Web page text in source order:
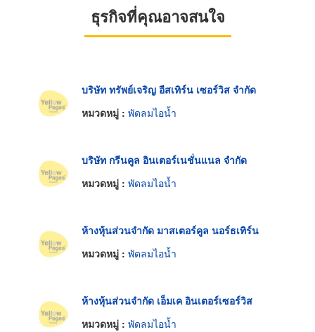
ธุรกิจที่คุณอาจสนใจ
บริษัท ทรัพย์เจริญ อีสเทิร์น เซอร์วิส จำกัด
หมวดหมู่ : พัดลมไอน้ำ
บริษัท กรีนคูล อินเตอร์เนชั่นแนล จำกัด
หมวดหมู่ : พัดลมไอน้ำ
ห้างหุ้นส่วนจำกัด มาสเตอร์คูล นอร์ธเทิร์น
หมวดหมู่ : พัดลมไอน้ำ
ห้างหุ้นส่วนจำกัด เอ็มเค อินเตอร์เซอร์วิส
หมวดหมู่ : พัดลมไอน้ำ